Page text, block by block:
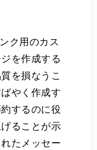
ク用のカス
を作成する
を損なうこ
やく作成す
するのに役
ることが示
たメッセー